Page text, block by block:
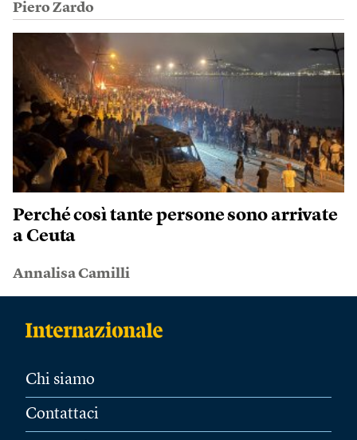
Piero Zardo
Perché così tante persone sono arrivate
a Ceuta
Annalisa Camilli
Chi siamo
Contattaci